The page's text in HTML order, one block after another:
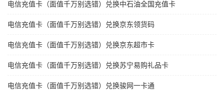
电信充值卡（面值千万别选错）兑换中石油全国充值卡
电信充值卡（面值千万别选错）兑换京东领货码
电信充值卡（面值千万别选错）兑换京东超市卡
电信充值卡（面值千万别选错）兑换苏宁易购礼品卡
电信充值卡（面值千万别选错）兑换骏网一卡通